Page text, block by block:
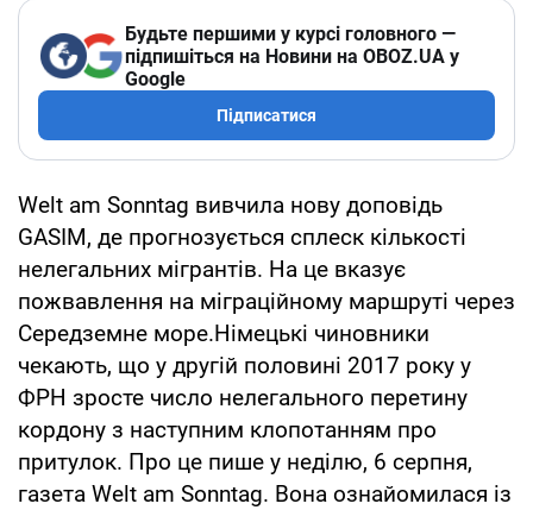
Будьте першими у курсі головного —
підпишіться на Новини на OBOZ.UA у
Google
Підписатися
Welt am Sonntag вивчила нову доповідь
GASIM, де прогнозується сплеск кількості
нелегальних мігрантів. На це вказує
пожвавлення на міграційному маршруті через
Середземне море.Німецькі чиновники
чекають, що у другій половині 2017 року у
ФРН зросте число нелегального перетину
кордону з наступним клопотанням про
притулок. Про це пише у неділю, 6 серпня,
газета Welt am Sonntag. Вона ознайомилася із